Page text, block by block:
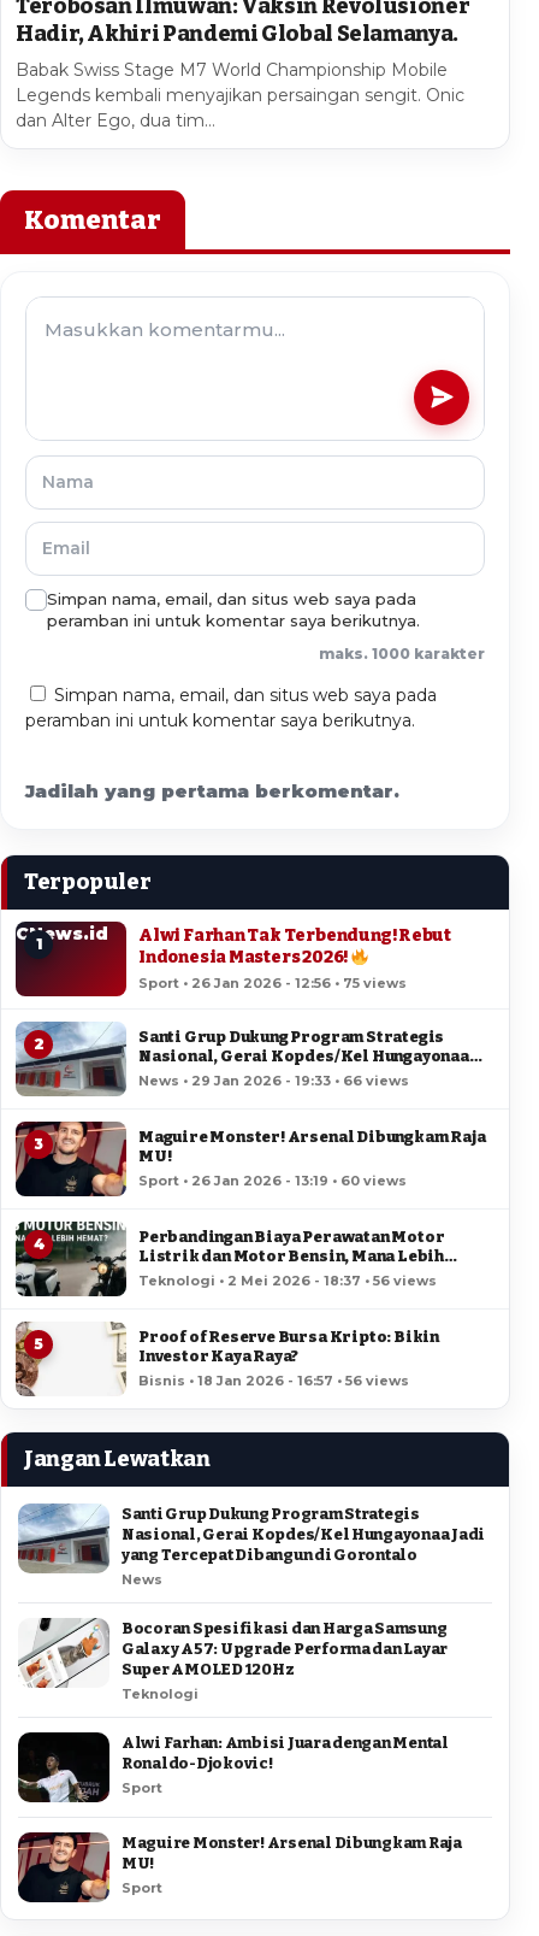
Terobosan Ilmuwan: Vaksin Revolusioner
Hadir, Akhiri Pandemi Global Selamanya.
Babak Swiss Stage M7 World Championship Mobile
Legends kembali menyajikan persaingan sengit. Onic
dan Alter Ego, dua tim…
Komentar
Simpan nama, email, dan situs web saya pada
peramban ini untuk komentar saya berikutnya.
maks. 1000 karakter
Simpan nama, email, dan situs web saya pada
peramban ini untuk komentar saya berikutnya.
Jadilah yang pertama berkomentar.
Terpopuler
CNews.id
1
Alwi Farhan Tak Terbendung! Rebut
Indonesia Masters 2026!
Sport • 26 Jan 2026 - 12:56 • 75 views
2
Santi Grup Dukung Program Strategis
Nasional, Gerai Kopdes/Kel Hungayonaa
Jadi yang Tercepat Dibangun di Gorontalo
News • 29 Jan 2026 - 19:33 • 66 views
3
Maguire Monster! Arsenal Dibungkam Raja
MU!
Sport • 26 Jan 2026 - 13:19 • 60 views
4
Perbandingan Biaya Perawatan Motor
Listrik dan Motor Bensin, Mana Lebih
Hemat?
Teknologi • 2 Mei 2026 - 18:37 • 56 views
5
Proof of Reserve Bursa Kripto: Bikin
Investor Kaya Raya?
Bisnis • 18 Jan 2026 - 16:57 • 56 views
Jangan Lewatkan
Santi Grup Dukung Program Strategis
Nasional, Gerai Kopdes/Kel Hungayonaa Jadi
yang Tercepat Dibangun di Gorontalo
News
Bocoran Spesifikasi dan Harga Samsung
Galaxy A57: Upgrade Performa dan Layar
Super AMOLED 120Hz
Teknologi
Alwi Farhan: Ambisi Juara dengan Mental
Ronaldo-Djokovic!
Sport
Maguire Monster! Arsenal Dibungkam Raja
MU!
Sport